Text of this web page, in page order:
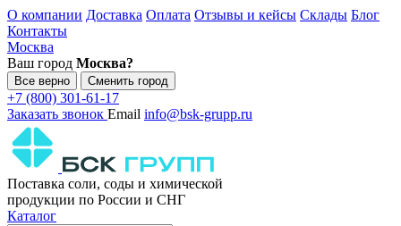
О компании Доставка Оплата Отзывы и кейсы Склады Блог
Контакты
Москва
Ваш город Москва?
Все верно Сменить город
+7 (800) 301-61-17
Заказать звонок Email info@bsk-grupp.ru
Поставка соли, соды и химической
продукции по России и СНГ
Каталог